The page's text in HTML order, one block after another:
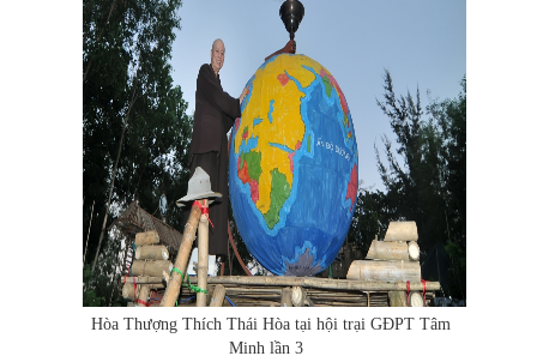
Hòa Thượng Thích Thái Hòa tại hội trại GĐPT Tâm
Minh lần 3